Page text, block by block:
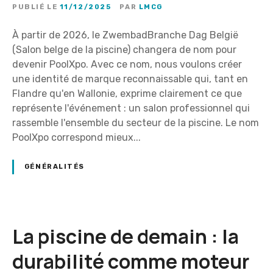
PUBLIÉ LE 11/12/2025 PAR LMCG
À partir de 2026, le ZwembadBranche Dag België
(Salon belge de la piscine) changera de nom pour
devenir PoolXpo. Avec ce nom, nous voulons créer
une identité de marque reconnaissable qui, tant en
Flandre qu'en Wallonie, exprime clairement ce que
représente l'événement : un salon professionnel qui
rassemble l'ensemble du secteur de la piscine. Le nom
PoolXpo correspond mieux...
GÉNÉRALITÉS
La piscine de demain : la
durabilité comme moteur